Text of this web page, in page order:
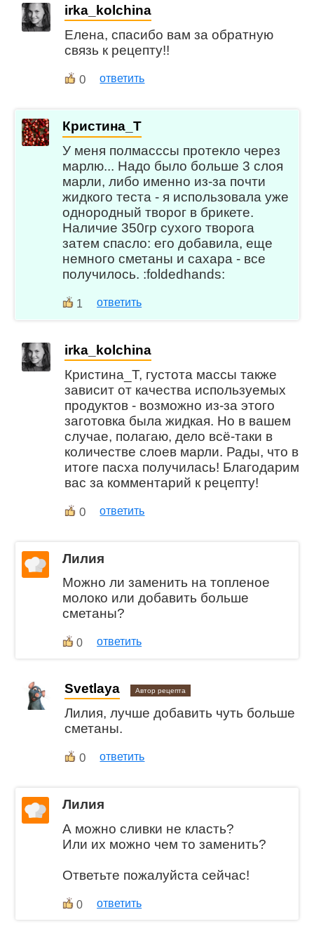
irka_kolchina
Елена, спасибо вам за обратную
связь к рецепту!!
0 ответить
Кристина_Т
У меня полмасссы протекло через
марлю... Надо было больше 3 слоя
марли, либо именно из-за почти
жидкого теста - я использовала уже
однородный творог в брикете.
Наличие 350гр сухого творога
затем спасло: его добавила, еще
немного сметаны и сахара - все
получилось. :foldedhands:
1 ответить
irka_kolchina
Кристина_Т, густота массы также
зависит от качества используемых
продуктов - возможно из-за этого
заготовка была жидкая. Но в вашем
случае, полагаю, дело всё-таки в
количестве слоев марли. Рады, что в
итоге пасха получилась! Благодарим
вас за комментарий к рецепту!
0 ответить
Лилия
Можно ли заменить на топленое
молоко или добавить больше
сметаны?
0 ответить
Svetlaya Автор рецепта
Лилия, лучше добавить чуть больше
сметаны.
0 ответить
Лилия
А можно сливки не класть?
Или их можно чем то заменить?
Ответьте пожалуйста сейчас!
0 ответить